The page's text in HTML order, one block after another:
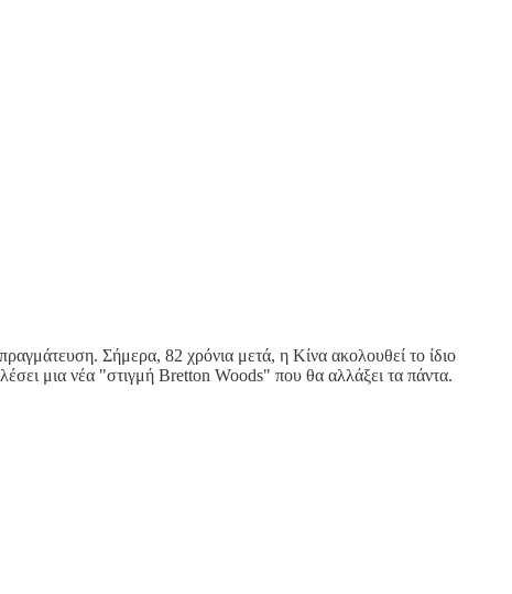
Σήμερα, 82 χρόνια μετά, η Κίνα ακολουθεί το ίδιο
μια νέα "στιγμή Bretton Woods" που θα αλλάξει τα πάντα.